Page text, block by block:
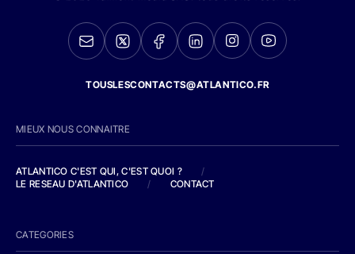
TOUSLESCONTACTS@ATLANTICO.FR
MIEUX NOUS CONNAITRE
ATLANTICO C'EST QUI, C'EST QUOI ?
/
LE RESEAU D'ATLANTICO
/ CONTACT
CATEGORIES